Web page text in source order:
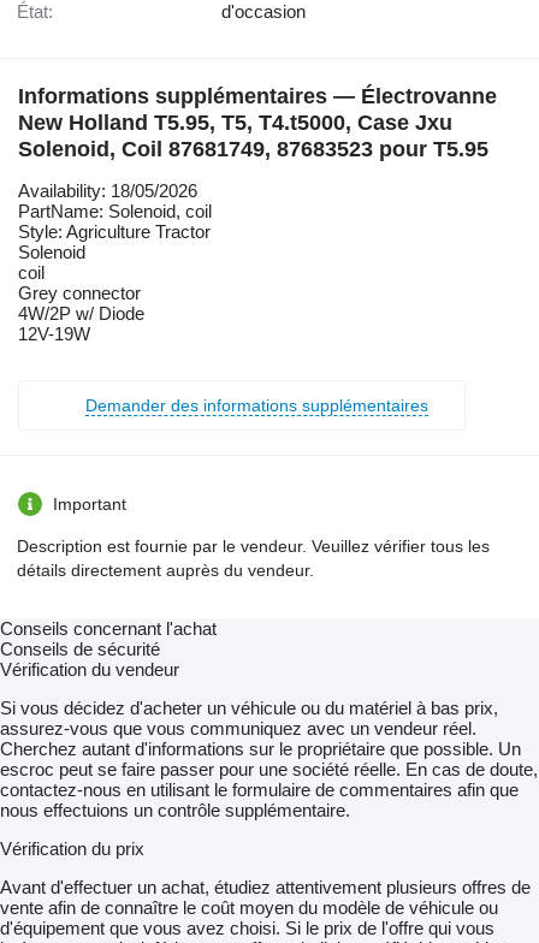
État: d'occasion
Informations supplémentaires — Électrovanne
New Holland T5.95, T5, T4.t5000, Case Jxu
Solenoid, Coil 87681749, 87683523 pour T5.95
Availability: 18/05/2026
PartName: Solenoid, coil
Style: Agriculture Tractor
Solenoid
coil
Grey connector
4W/2P w/ Diode
12V-19W
Demander des informations supplémentaires
Important
Description est fournie par le vendeur. Veuillez vérifier tous les
détails directement auprès du vendeur.
Conseils concernant l'achat
Conseils de sécurité
Vérification du vendeur
Si vous décidez d'acheter un véhicule ou du matériel à bas prix,
assurez-vous que vous communiquez avec un vendeur réel.
Cherchez autant d'informations sur le propriétaire que possible. Un
escroc peut se faire passer pour une société réelle. En cas de doute,
contactez-nous en utilisant le formulaire de commentaires afin que
nous effectuions un contrôle supplémentaire.
Vérification du prix
Avant d'effectuer un achat, étudiez attentivement plusieurs offres de
vente afin de connaître le coût moyen du modèle de véhicule ou
d'équipement que vous avez choisi. Si le prix de l'offre qui vous